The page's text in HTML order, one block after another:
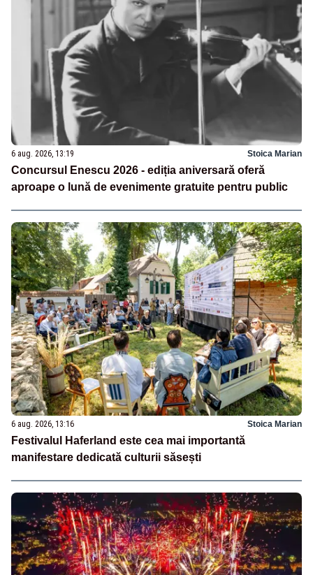
6 aug. 2026, 13:19 Stoica Marian
Concursul Enescu 2026 - ediția aniversară oferă
aproape o lună de evenimente gratuite pentru public
6 aug. 2026, 13:16 Stoica Marian
Festivalul Haferland este cea mai importantă
manifestare dedicată culturii săsești